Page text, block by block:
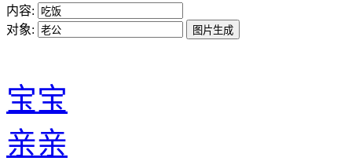
内容:
对象:
宝宝
亲亲